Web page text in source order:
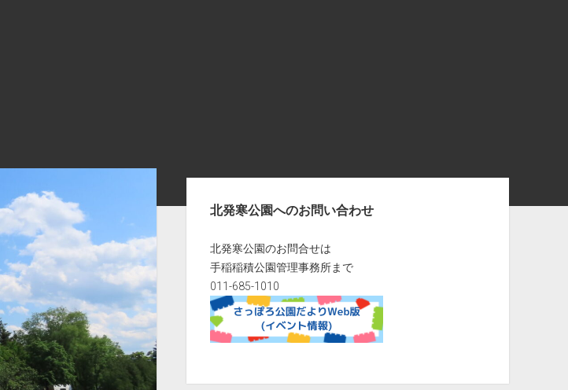
イ
北発寒公園へのお問い合わせ
北発寒公園のお問合せは
手稲稲積公園管理事務所まで
011-685-1010